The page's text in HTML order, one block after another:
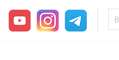
YouTube InstagramTelegram